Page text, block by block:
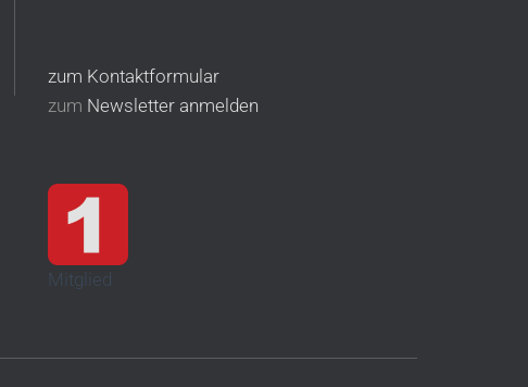
zum Kontaktformular
zum Newsletter anmelden
Mitglied